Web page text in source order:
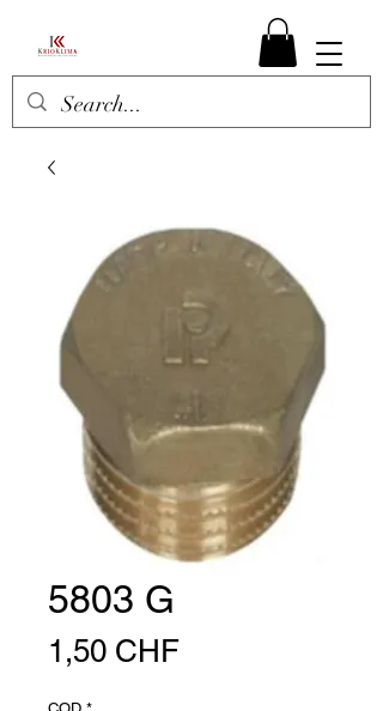
5803 G
1,50 CHFPreis